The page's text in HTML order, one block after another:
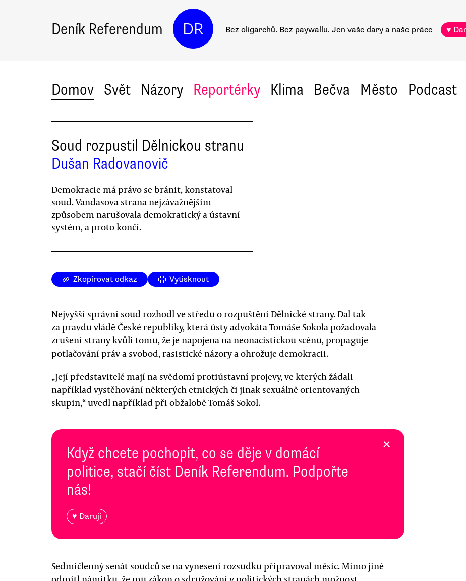
Deník Referendum DR Bez oligarchů. Bez paywallu. Jen vaše dary a naše práce ♥
Domov Svět Názory Reportérky Klima Bečva Město Podcast
Soud rozpustil Dělnickou stranu
Dušan Radovanovič
Demokracie má právo se bránit, konstatoval
soud. Vandasova strana nejzávažnějším
způsobem narušovala demokratický a ústavní
systém, a proto končí.
Zkopírovat odkaz Vytisknout
Nejvyšší správní soud rozhodl ve středu o rozpuštění Dělnické strany. Dal tak
za pravdu vládě České republiky, která ústy advokáta Tomáše Sokola požadovala
zrušení strany kvůli tomu, že je napojena na neonacistickou scénu, propaguje
potlačování práv a svobod, rasistické názory a ohrožuje demokracii.
„Její představitelé mají na svědomí protiústavní projevy, ve kterých žádali
například vystěhování některých etnických či jinak sexuálně orientovaných
skupin,“ uvedl například při obžalobě Tomáš Sokol.
Když chcete pochopit, co se děje v domácí
politice, stačí číst Deník Referendum. Podpořte
nás!
♥ Daruji
×
Sedmičlenný senát soudců se na vynesení rozsudku připravoval měsíc. Mimo jiné